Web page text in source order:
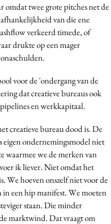
omdat twee grote pitches net de
van die ene
verkeerd timede, of
drukte op een mager
voor de 'ondergang van de
dat creatieve bureaus ook
en werkkapitaal.
creatieve bureau dood is. De
eigen ondernemingsmodel niet
waarmee we de merken van
ik liever. Niet omdat het
We hoeven onszelf niet voor de
een hip manifest. We moeten
staan. Die minder
marktwind. Dat vraagt om